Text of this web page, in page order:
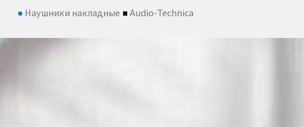
Наушники накладные Audio-Technica